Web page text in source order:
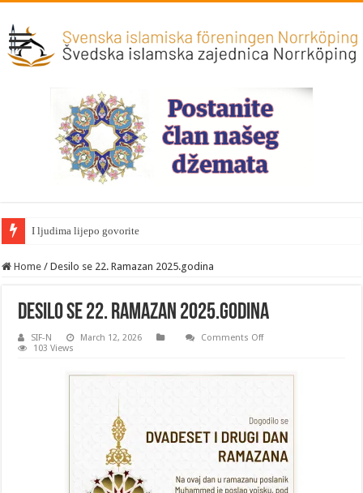
I ljudima lijepo govorite
Home / Desilo se 22. Ramazan 2025.godina
Desilo se 22. Ramazan 2025.godina
SIF-N March 12, 2026 Comments Offon
Ramazan
103 Views